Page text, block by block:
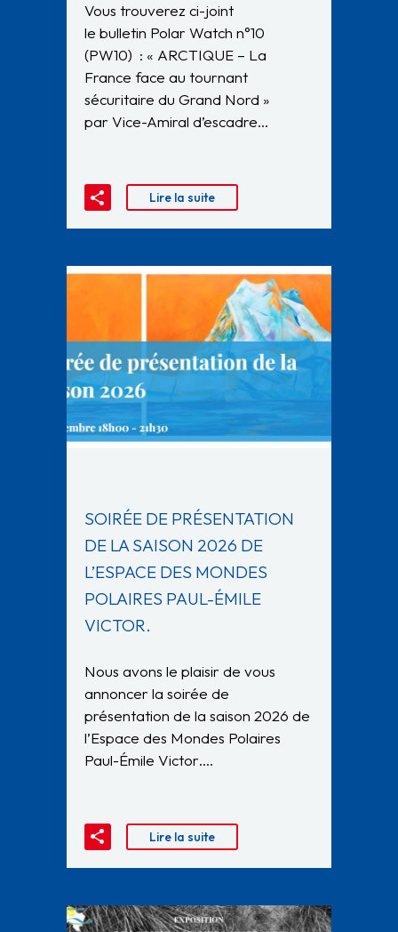
Vous trouverez ci-joint
le bulletin Polar Watch n°10
(PW10) : « ARCTIQUE – La
France face au tournant
sécuritaire du Grand Nord »
par Vice-Amiral d’escadre…
Lire la suite
SOIRÉE DE PRÉSENTATION
DE LA SAISON 2026 DE
L’ESPACE DES MONDES
POLAIRES PAUL-ÉMILE
VICTOR.
Nous avons le plaisir de vous
annoncer la soirée de
présentation de la saison 2026 de
l’Espace des Mondes Polaires
Paul-Émile Victor….
Lire la suite